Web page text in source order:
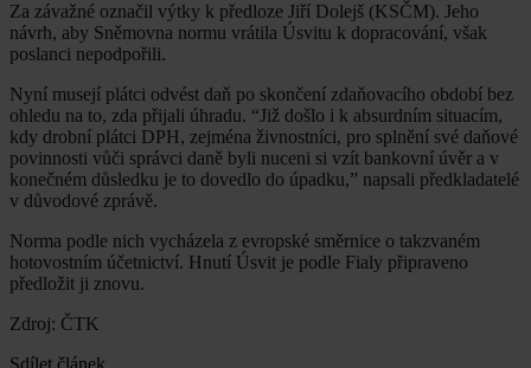
Za závažné označil výtky k předloze Jiří Dolejš (KSČM). Jeho
návrh, aby Sněmovna normu vrátila Úsvitu k dopracování, však
poslanci nepodpořili.
Nyní musejí plátci odvést daň po skončení zdaňovacího období bez
ohledu na to, zda přijali úhradu. “Již došlo i k absurdním situacím,
kdy drobní plátci DPH, zejména živnostníci, pro splnění své daňové
povinnosti vůči správci daně byli nuceni si vzít bankovní úvěr a v
konečném důsledku je to dovedlo do úpadku,” napsali předkladatelé
v důvodové zprávě.
Norma podle nich vycházela z evropské směrnice o takzvaném
hotovostním účetnictví. Hnutí Úsvit je podle Fialy připraveno
předložit ji znovu.
Zdroj: ČTK